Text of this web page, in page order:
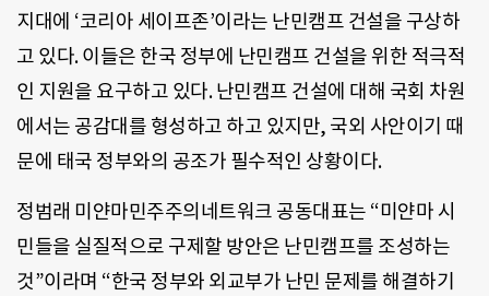
지대에 ‘코리아 세이프존’이라는 난민캠프 건설을 구상하
고 있다. 이들은 한국 정부에 난민캠프 건설을 위한 적극적
인 지원을 요구하고 있다. 난민캠프 건설에 대해 국회 차원
에서는 공감대를 형성하고 하고 있지만, 국외 사안이기 때
문에 태국 정부와의 공조가 필수적인 상황이다.
정범래 미얀마민주주의네트워크 공동대표는 “미얀마 시
민들을 실질적으로 구제할 방안은 난민캠프를 조성하는
것”이라며 “한국 정부와 외교부가 난민 문제를 해결하기